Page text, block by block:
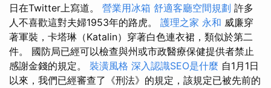
日在Twitter上寫道。 營業用冰箱 舒適客廳空間規劃 許多
人不喜歡這對夫婦1953年的路虎。 護理之家 永和 威廉穿
著軍裝，卡塔琳（Katalin）穿著白色連衣裙，類似於第二
件。 國防局已經可以檢查與州或市政醫療保健提供者禁止
感謝金錢的規定。 裝潢風格 深入認識SEO是什麼 自1月1日
以來，我們已經審查了《刑法》的規定，該規定已被先前的